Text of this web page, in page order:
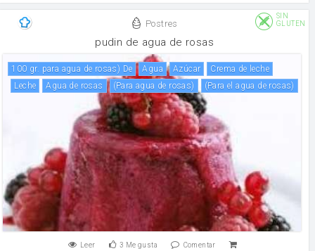
Postres
SIN
GLUTEN
pudin de agua de rosas
100 gr. para agua de rosas) De agua Azúcar
crema de leche
leche
agua de rosas (para agua de rosas) (para el agua de rosas)
Leer 3 Me gusta Comentar